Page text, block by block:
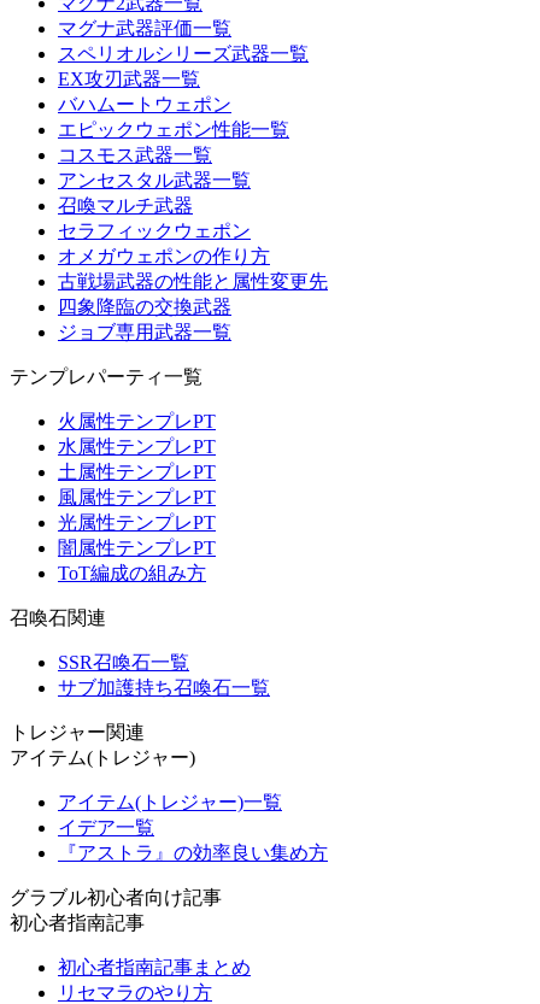
マグナ武器評価一覧
スペリオルシリーズ武器一覧
EX攻刃武器一覧
バハムートウェポン
エピックウェポン性能一覧
コスモス武器一覧
アンセスタル武器一覧
召喚マルチ武器
セラフィックウェポン
オメガウェポンの作り方
古戦場武器の性能と属性変更先
四象降臨の交換武器
ジョブ専用武器一覧
テンプレパーティ一覧
火属性テンプレPT
水属性テンプレPT
土属性テンプレPT
風属性テンプレPT
光属性テンプレPT
闇属性テンプレPT
ToT編成の組み方
召喚石関連
SSR召喚石一覧
サブ加護持ち召喚石一覧
トレジャー関連
アイテム(トレジャー)
アイテム(トレジャー)一覧
イデア一覧
『アストラ』の効率良い集め方
グラブル初心者向け記事
初心者指南記事
初心者指南記事まとめ
リセマラのやり方